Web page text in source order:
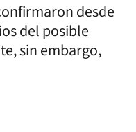
desde
del posible
sin embargo,